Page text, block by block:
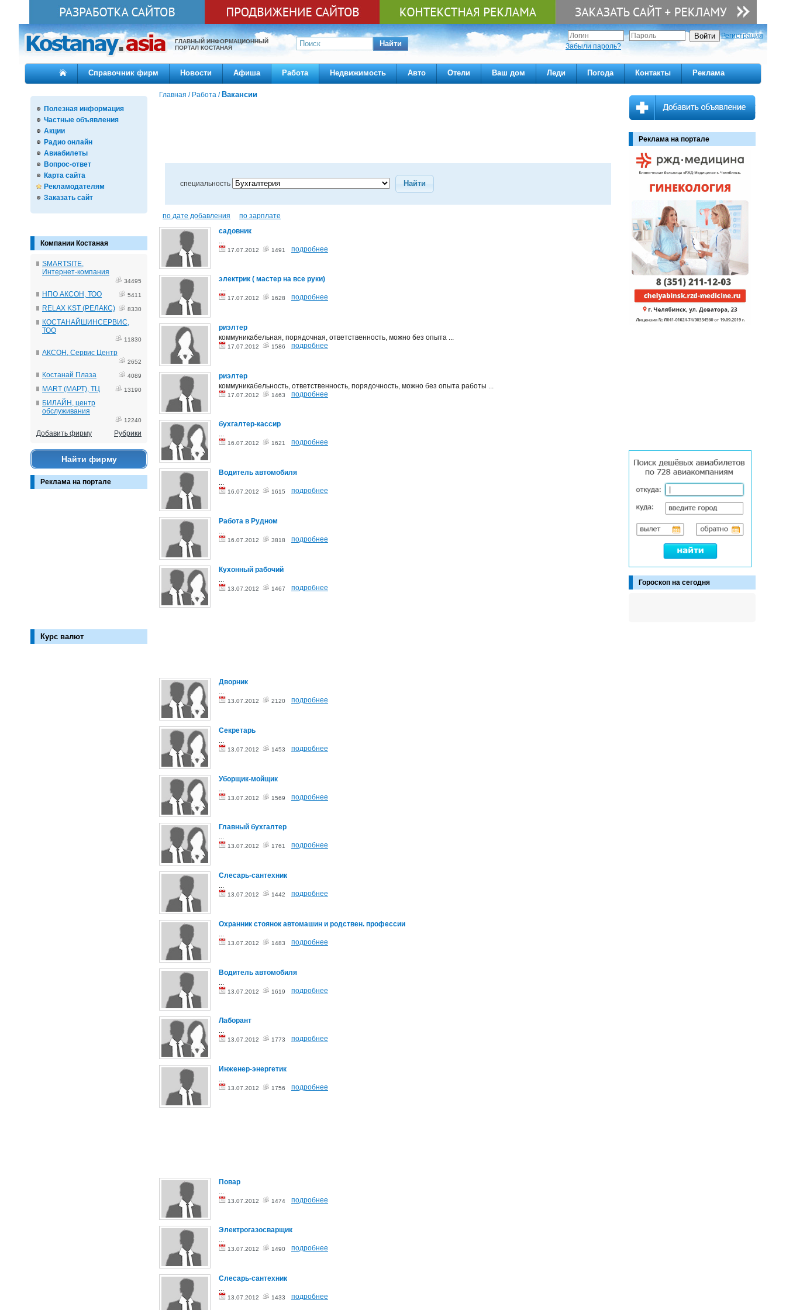
ГЛАВНЫЙ ИНФОРМАЦИОННЫЙ
ПОРТАЛ КОСТАНАЯ
Найти
Регистрация
Забыли пароль?
Справочник фирм Новости Афиша Работа Недвижимость Авто Отели Ваш дом Леди Погода Контакты Реклама
Полезная информация
Частные объявления
Акции
Радио онлайн
Авиабилеты
Вопрос-ответ
Карта сайта
Рекламодателям
Заказать сайт
Компании Костаная
SMARTSITE,
Интернет-компания
34495
НПО АКСОН, ТОО 5411
RELAX KST (РЕЛАКС) 8330
КОСТАНАЙШИНСЕРВИС,
ТОО
11830
АКСОН, Сервис Центр
2652
Костанай Плаза 4089
MART (МАРТ), ТЦ 13190
БИЛАЙН, центр
обслуживания
12240
Добавить фирму Рубрики
Найти фирму
Реклама на портале
Курс валют
Главная / Работа / Вакансии
специальность Найти
по дате добавления
по зарплате
садовник
17.07.2012 1491 подробнее
электрик ( мастер на все руки)
...
17.07.2012 1628 подробнее
риэлтер
коммуникабельная, порядочная, ответственность, можно без опыта ...
17.07.2012 1586 подробнее
риэлтер
коммуникабельность, ответственность, порядочность, можно без опыта работы ...
17.07.2012 1463 подробнее
бухгалтер-кассир
...
16.07.2012 1621 подробнее
Водитель автомобиля
...
16.07.2012 1615 подробнее
Работа в Рудном
...
16.07.2012 3818 подробнее
Кухонный рабочий
13.07.2012 1467 подробнее
Дворник
...
13.07.2012 2120 подробнее
Секретарь
...
13.07.2012 1453 подробнее
Уборщик-мойщик
13.07.2012 1569 подробнее
Главный бухгалтер
...
13.07.2012 1761 подробнее
Слесарь-сантехник
...
13.07.2012 1442 подробнее
Охранник стоянок автомашин и родствен. профессии
...
13.07.2012 1483 подробнее
Водитель автомобиля
13.07.2012 1619 подробнее
Лаборант
...
13.07.2012 1773 подробнее
Инженер-энергетик
...
13.07.2012 1756 подробнее
Повар
13.07.2012 1474 подробнее
Электрогазосварщик
...
13.07.2012 1490 подробнее
Слесарь-сантехник
...
13.07.2012 1433 подробнее
Реклама на портале
Гороскоп на сегодня